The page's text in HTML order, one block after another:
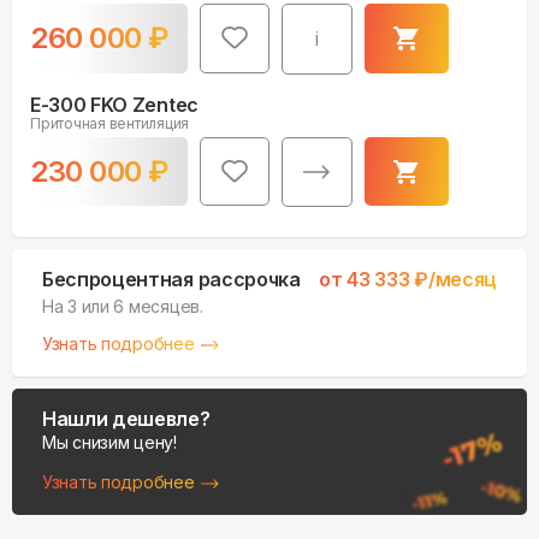
260 000 ₽ i
E-300 FKO Zentec
Приточная вентиляция
230 000 ₽
Беспроцентная рассрочка от43 333 ₽/месяц
На 3 или 6 месяцев.
Узнать подробнее
Нашли дешевле?
Мы снизим цену!
Узнать подробнее